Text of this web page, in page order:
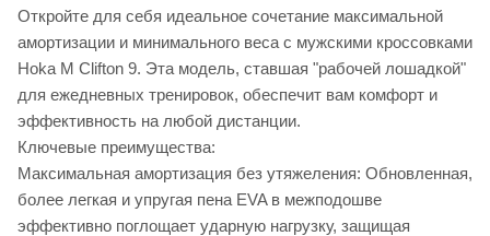
Откройте для себя идеальное сочетание максимальной
амортизации и минимального веса с мужскими кроссовками
Hoka M Clifton 9. Эта модель, ставшая "рабочей лошадкой"
для ежедневных тренировок, обеспечит вам комфорт и
эффективность на любой дистанции.
Ключевые преимущества:
Максимальная амортизация без утяжеления: Обновленная,
более легкая и упругая пена EVA в межподошве
эффективно поглощает ударную нагрузку, защищая